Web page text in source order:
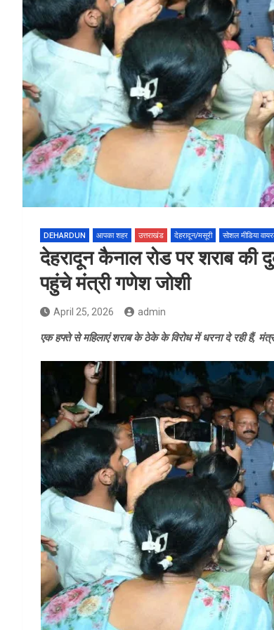
DEHARDUN आपका शहर उत्तराखंड देहरादून/मसूरी सोशल मीडिया
देहरादून कैनाल रोड पर शराब की
पहुंचे मंत्री गणेश जोशी
April 25, 2026 admin
एक हफ्ते से महिलाएं शराब के ठेके के विरोध में धरना दे रही हैं,